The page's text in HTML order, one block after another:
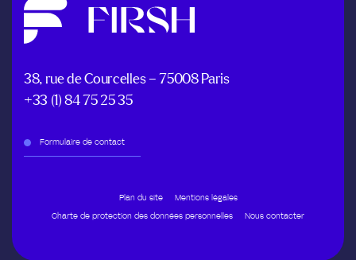
38, rue de Courcelles – 75008 Paris
+33 (1) 84 75 25 35
Formulaire de contact
Plan du site Mentions légales
Charte de protection des données personnelles Nous contacter